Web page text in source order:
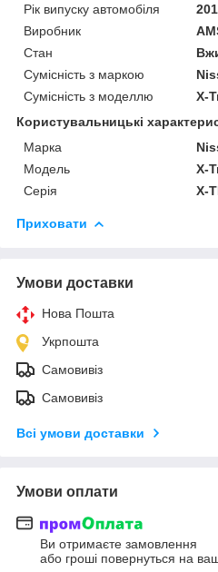
Рік випуску автомобіля
Виробник
Стан
Сумісність з маркою
Сумісність з моделлю
X-
Користувальницькі
Марка
Модель
X-
Серія
X-
Приховати
Умови доставки
Нова Пошта
Укрпошта
Самовивіз
Самовивіз
Всі умови доставки
Умови оплати
Ви отримаєте замовлення
або гроші повернуться на